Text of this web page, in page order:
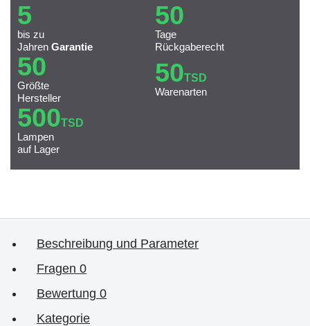
5
bis zu
Jahren Garantie
50
Tage
Rückgaberecht
50
Größte
Hersteller
50TSD
Warenarten
500TSD
Lampen
auf Lager
Beschreibung und Parameter
Fragen 0
Bewertung 0
Kategorie